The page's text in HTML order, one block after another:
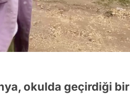
okulda geçirdiği bir